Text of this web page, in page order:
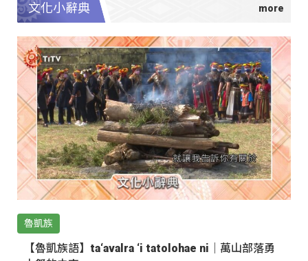
文化小辭典
魯凱族
【魯凱族語】ta‘avalra ‘i tatolohae ni｜萬山部落勇